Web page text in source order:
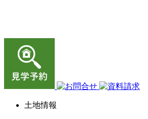
土地情報